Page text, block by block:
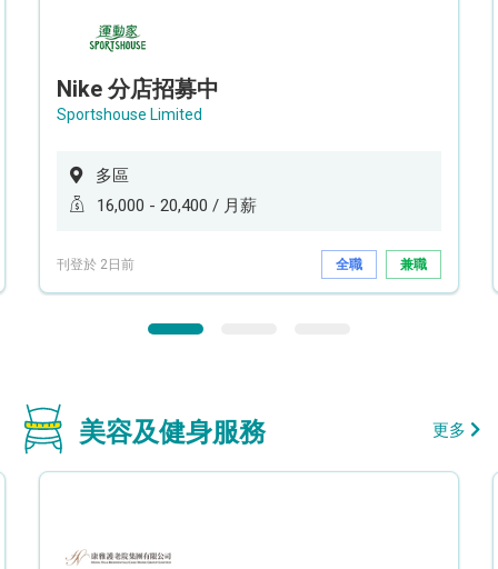
Nike 分店招募中
Sportshouse Limited
多區
16,000 - 20,400 / 月薪
刊登於 2日前 全職 兼職
美容及健身服務 更多